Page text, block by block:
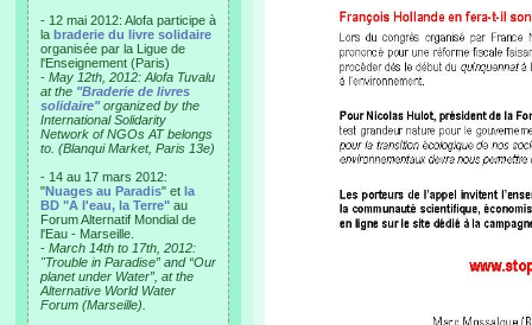
- 12 mai 2012: Alofa participe à
la braderie du livre solidaire
organisée par la Ligue de
l'Enseignement (Paris)
- May 12th, 2012: Alofa Tuvalu
at the "Braderie de livres
solidaire"organized by the
International Solidarity
Network of NGOs AT belongs
to. (Blanqui Market, Paris 13e)
- 14 au 17 mars 2012:
"Nuages au Paradis" et la
BD "A l'eau, la Terre" au
Forum Alternatif Mondial de
l'Eau - Marseille.
- March 14th to 17th, 2012:
"Trouble in Paradise” and “Our
planet under Water”, at the
Alternative World Water
Forum (Marseille).